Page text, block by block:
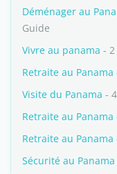
Déménager au
Guide
Vivre au panama - 2
Retraite au Panama
Visite du Panama -
Retraite au Panama
Retraite au Panama
Sécurité au Panama